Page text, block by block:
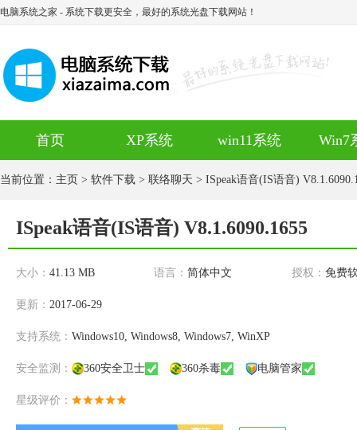
电脑系统之家 - 系统下载更安全，最好的系统光盘下载网站！
首页 XP系统 win11系统 Win7
当前位置： 主页 > 软件下载 > 联络聊天 > ISpeak语音(IS语音)
ISpeak语音(IS语音) V8.1.6090.1655
大小： 41.13 MB 语言： 简体中文 授权： 免费
更新： 2017-06-29
支持系统： Windows10, Windows8, Windows7, WinXP
安全监测： 360安全卫士 360杀毒 电脑管家
星级评价：